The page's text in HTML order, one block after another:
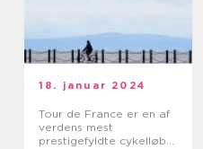
18. januar 2024
Tour de France er en af
verdens mest
prestigefyldte cykelløb